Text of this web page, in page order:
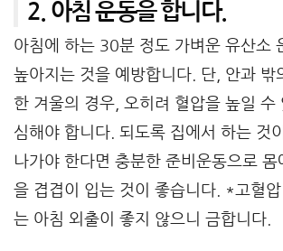
2. 아침 운동을 합니다.
아침에 하는 30분 정도 가벼운 유산소
높아지는 것을 예방합니다. 단, 안과 밖
한 겨울의 경우, 오히려 혈압을 높일 수
심해야 합니다. 되도록 집에서 하는 것
나가야 한다면 충분한 준비운동으로
을 겹겹이 입는 것이 좋습니다. *고혈
는 아침 외출이 좋지 않으니 금합니다.